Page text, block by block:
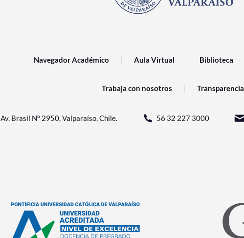
Navegador Académico Aula Virtual Biblioteca
Trabaja con nosotros Transparencia
Av. Brasil N° 2950, Valparaíso, Chile. 56 32 227 3000